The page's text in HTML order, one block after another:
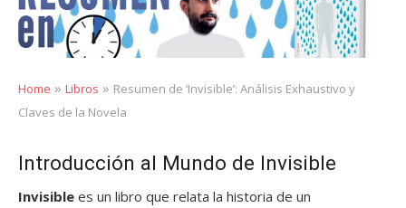
Home » Libros » Resumen de ‘Invisible’: Análisis Exhaustivo y
Claves de la Novela
Introducción al Mundo de Invisible
Invisible es un libro que relata la historia de un